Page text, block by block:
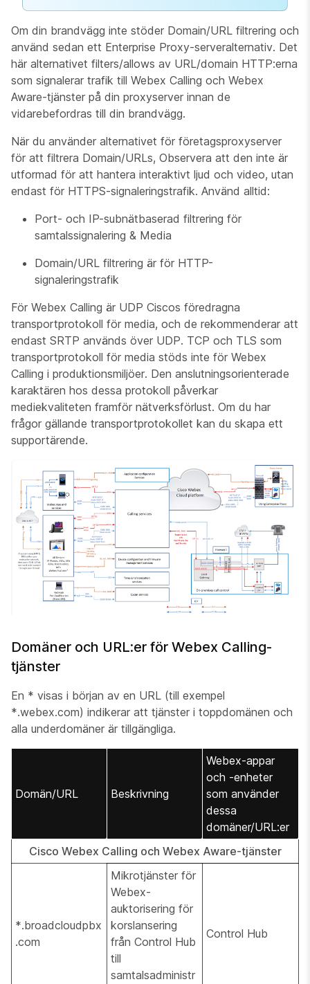
Om din brandvägg inte stöder Domain/URL filtrering och
använd sedan ett Enterprise Proxy-serveralternativ. Det
här alternativet filters/allows av URL/domain HTTP:erna
som signalerar trafik till Webex Calling och Webex
Aware-tjänster på din proxyserver innan de
vidarebefordras till din brandvägg.
När du använder alternativet för företagsproxyserver
för att filtrera Domain/URLs, Observera att den inte är
utformad för att hantera interaktivt ljud och video, utan
endast för HTTPS-signaleringstrafik. Använd alltid:
Port- och IP-subnätbaserad filtrering för
samtalssignalering & Media
Domain/URL filtrering är för HTTP-
signaleringstrafik
För Webex Calling är UDP Ciscos föredragna
transportprotokoll för media, och de rekommenderar att
endast SRTP används över UDP. TCP och TLS som
transportprotokoll för media stöds inte för Webex
Calling i produktionsmiljöer. Den anslutningsorienterade
karaktären hos dessa protokoll påverkar
mediekvaliteten framför nätverksförlust. Om du har
frågor gällande transportprotokollet kan du skapa ett
supportärende.
Domäner och URL:er för Webex Calling-
tjänster
En * visas i början av en URL (till exempel
*.webex.com) indikerar att tjänster i toppdomänen och
alla underdomäner är tillgängliga.
Domän/URL Beskrivning
Webex-appar
och -enheter
som använder
dessa
domäner/URL:er
Cisco Webex Calling och Webex Aware-tjänster
*.broadcloudpbx
.com
Mikrotjänster för
Webex-
auktorisering för
korslansering
från Control Hub
till
samtalsadministr
Control Hub